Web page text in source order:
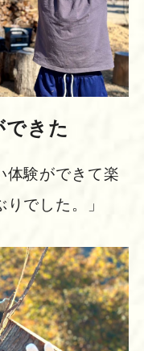
きた
体験ができて楽
でした。」